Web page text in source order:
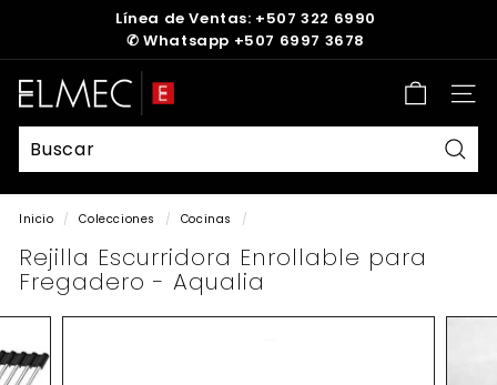
diapositivas
pausa
Línea de Ventas: +507 322 6990
✆ Whatsapp +507 6997 3678
E
L
M
E
C
Inicio / Colecciones / Cocinas /
Rejilla Escurridora Enrollable para
Fregadero - Aqualia